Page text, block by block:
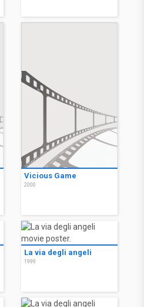
Vicious Game
2000
La via degli angeli
1999